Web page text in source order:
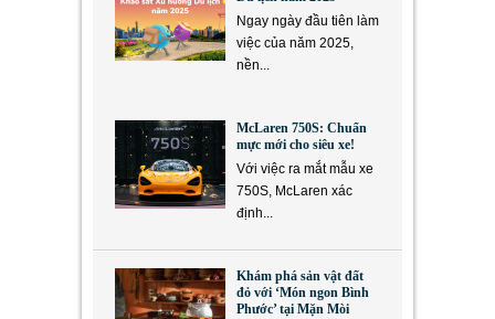
Ngay ngày đầu tiên làm
việc của năm 2025,
nền...
McLaren 750S: Chuẩn
mực mới cho siêu xe!
Với việc ra mắt mẫu xe
750S, McLaren xác
định...
Khám phá sản vật đất
đỏ với ‘Món ngon Bình
Phước’ tại Mặn Mòi